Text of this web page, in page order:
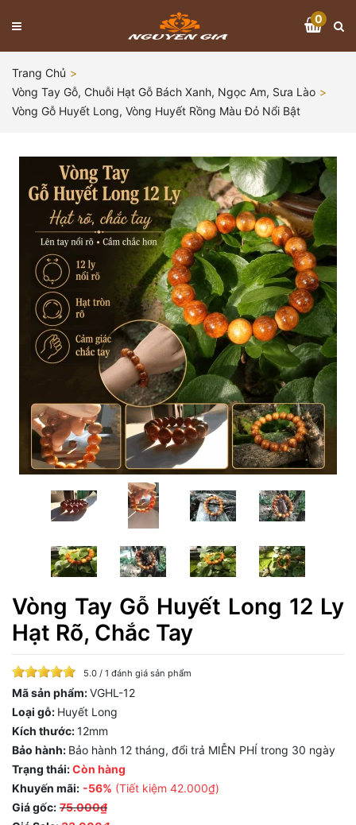
0
Trang Chủ
Vòng Tay Gỗ, Chuỗi Hạt Gỗ Bách Xanh, Ngọc Am, Sưa Lào
Vòng Gỗ Huyết Long, Vòng Huyết Rồng Màu Đỏ Nổi Bật
Vòng Tay Gỗ Huyết Long 12 Ly
Hạt Rõ, Chắc Tay
5.0 / 1 đánh giá sản phẩm
Mã sản phẩm:VGHL-12
Loại gỗ: Huyết Long
Kích thước:12mm
Bảo hành: Bảo hành 12 tháng, đổi trả MIỄN PHÍ trong 30 ngày
Trạng thái:Còn hàng
Khuyến mãi: -56% (Tiết kiệm 42.000₫)
Giá gốc: 75.000₫